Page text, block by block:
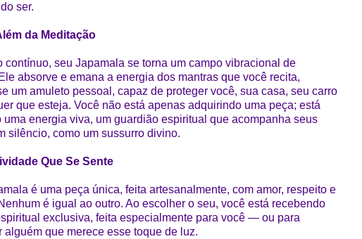
ser.
da Meditação
contínuo, seu Japamala se torna um campo vibracional de
absorve e emana a energia dos mantras que você recita,
um amuleto pessoal, capaz de proteger você, sua casa, seu carro
que esteja. Você não está apenas adquirindo uma peça; está
uma energia viva, um guardião espiritual que acompanha seus
silêncio, como um sussurro divino.
Que Se Sente
é uma peça única, feita artesanalmente, com amor, respeito e
é igual ao outro. Ao escolher o seu, você está recebendo
exclusiva, feita especialmente para você — ou para
alguém que merece esse toque de luz.